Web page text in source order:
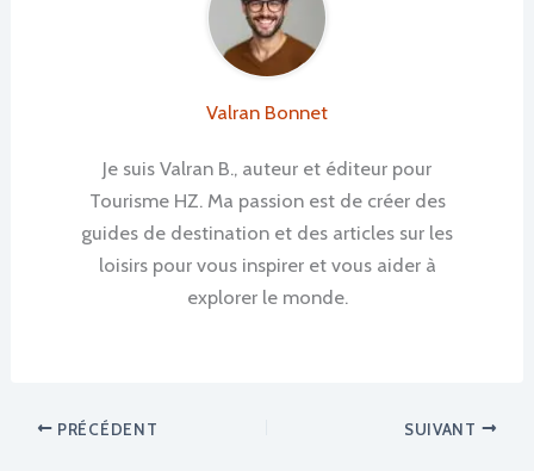
Valran Bonnet
Je suis Valran B., auteur et éditeur pour
Tourisme HZ. Ma passion est de créer des
guides de destination et des articles sur les
loisirs pour vous inspirer et vous aider à
explorer le monde.
PRÉCÉDENT SUIVANT